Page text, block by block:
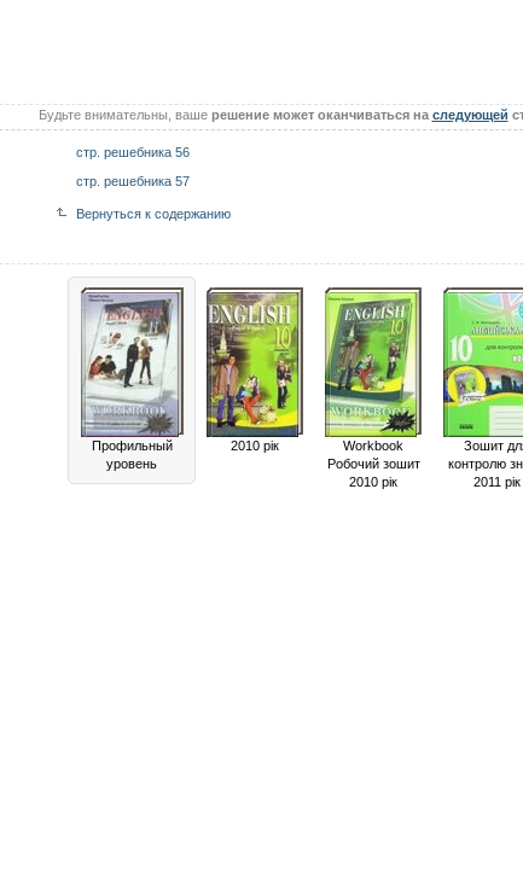
Будьте внимательны, ваше решение может оканчиваться на следующей
стр. решебника 56
стр. решебника 57
Вернуться к содержанию
Профильный
уровень
2010 рік
Workbook
Робочий зошит
2010 рік
Зошит
контролю
2011 рік